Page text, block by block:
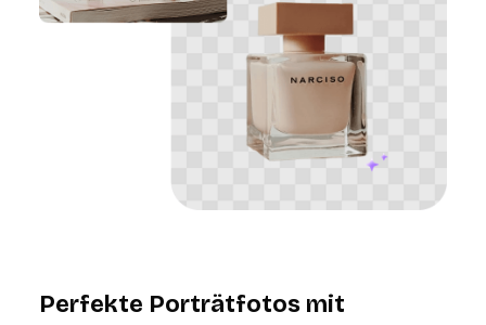
Perfekte Porträtfotos mit